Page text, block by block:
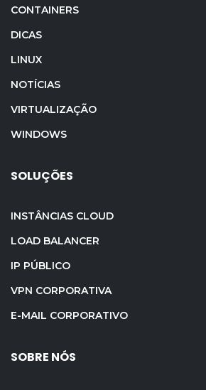
CONTAINERS
DICAS
LINUX
NOTÍCIAS
VIRTUALIZAÇÃO
WINDOWS
SOLUÇÕES
INSTÂNCIAS CLOUD
LOAD BALANCER
IP PÚBLICO
VPN CORPORATIVA
E-MAIL CORPORATIVO
SOBRE NÓS